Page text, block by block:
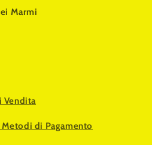
Marmi
Vendita
di Pagamento